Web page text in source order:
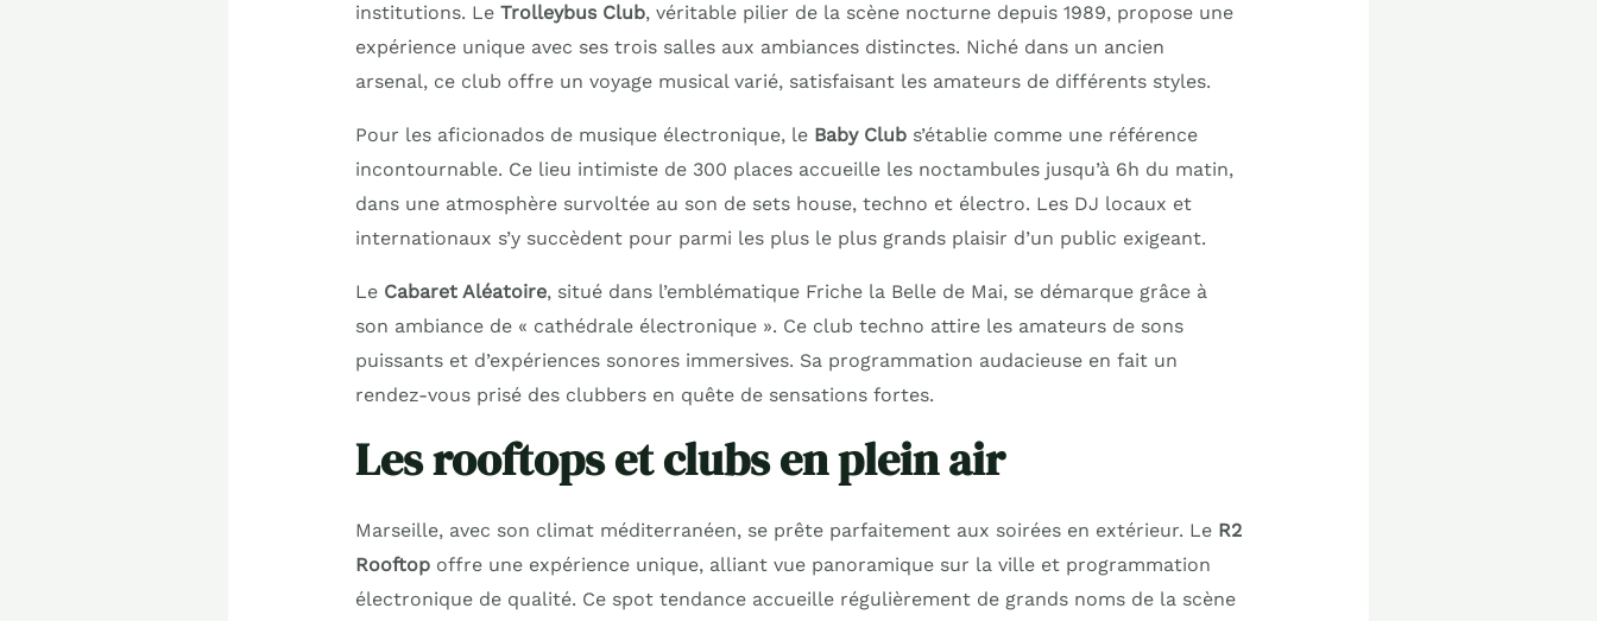
institutions. Le Trolleybus Club, véritable pilier de la scène nocturne depuis 1989, propose une
expérience unique avec ses trois salles aux ambiances distinctes. Niché dans un ancien
arsenal, ce club offre un voyage musical varié, satisfaisant les amateurs de différents styles.
Pour les aficionados de musique électronique, le Baby Clubs’établie comme une référence
incontournable. Ce lieu intimiste de 300 places accueille les noctambules jusqu’à 6h du matin,
dans une atmosphère survoltée au son de sets house, techno et électro. Les DJ locaux et
internationaux s’y succèdent pour parmi les plus le plus grands plaisir d’un public exigeant.
Le Cabaret Aléatoire, situé dans l’emblématique Friche la Belle de Mai, se démarque grâce à
son ambiance de « cathédrale électronique ». Ce club techno attire les amateurs de sons
puissants et d’expériences sonores immersives. Sa programmation audacieuse en fait un
rendez-vous prisé des clubbers en quête de sensations fortes.
Les rooftops et clubs en plein air
Marseille, avec son climat méditerranéen, se prête parfaitement aux soirées en extérieur. Le R2
Rooftopoffre une expérience unique, alliant vue panoramique sur la ville et programmation
électronique de qualité. Ce spot tendance accueille régulièrement de grands noms de la scène